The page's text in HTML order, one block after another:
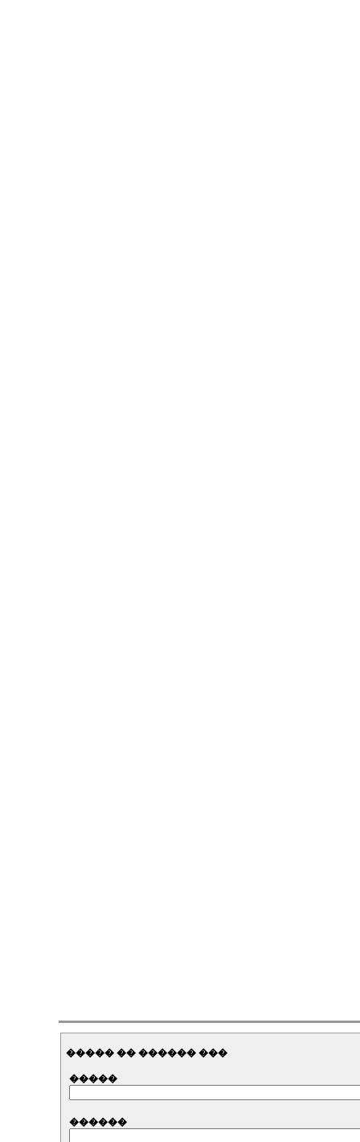
����� �� ������ ���
�����
������